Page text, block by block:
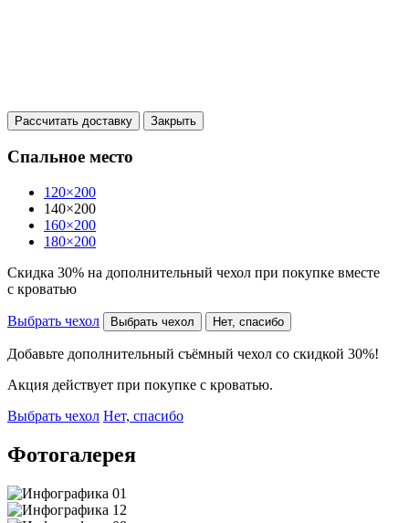
Рассчитать доставку Закрыть
Спальное место
120×200
140×200
160×200
180×200
Скидка 30% на дополнительный чехол при покупке вместе
с кроватью
Выбрать чехол Выбрать чехол Нет, спасибо
Добавьте дополнительный съёмный чехол со скидкой 30%!
Акция действует при покупке с кроватью.
Выбрать чехол Нет, спасибо
Фотогалерея